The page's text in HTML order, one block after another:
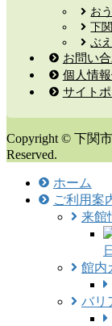
お
下
ぶ
お問い
個人情
サイト
Copyright © 下関
Reserved.
ホーム
ご利用案
来館
館内
バリ